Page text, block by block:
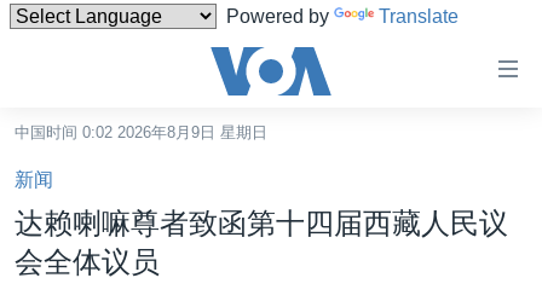
Powered by Translate
碍
链
接
跳
转
中国
中国时间 0:02 2026年8月9日 星期日
新闻
达赖喇嘛尊者致函第十四届西藏人民议
会全体议员